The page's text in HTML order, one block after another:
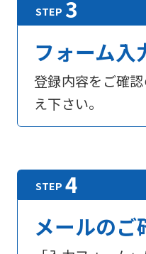
フォーム入
登録内容をご確
え下さい。
メールのご